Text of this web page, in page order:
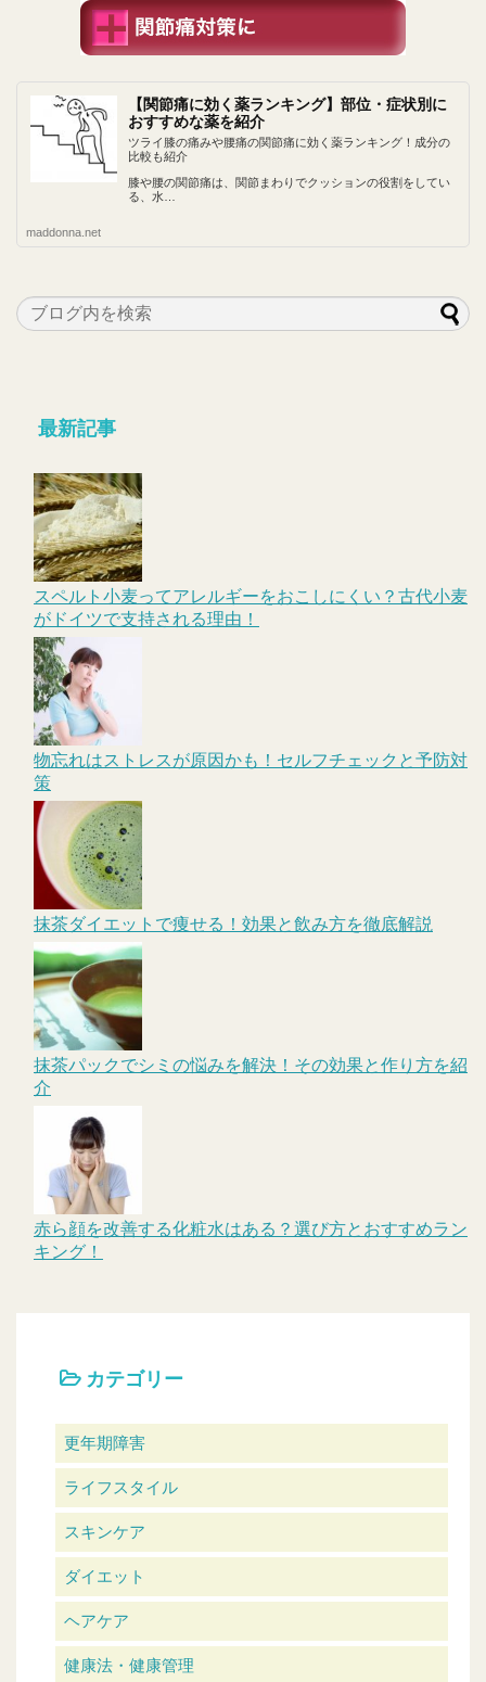
【関節痛に効く薬ランキング】部位・症状別に
おすすめな薬を紹介
ツライ膝の痛みや腰痛の関節痛に効く薬ランキング！成分の
比較も紹介
膝や腰の関節痛は、関節まわりでクッションの役割をしてい
る、水…
maddonna.net
最新記事
スペルト小麦ってアレルギーをおこしにくい？古代小麦
がドイツで支持される理由！
物忘れはストレスが原因かも！セルフチェックと予防対
策
抹茶ダイエットで痩せる！効果と飲み方を徹底解説
抹茶パックでシミの悩みを解決！その効果と作り方を紹
介
赤ら顔を改善する化粧水はある？選び方とおすすめラン
キング！
カテゴリー
更年期障害
ライフスタイル
スキンケア
ダイエット
ヘアケア
健康法・健康管理